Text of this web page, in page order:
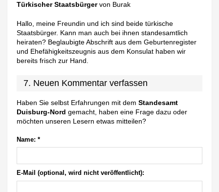
Türkischer Staatsbürgervon Burak
Hallo, meine Freundin und ich sind beide türkische
Staatsbürger. Kann man auch bei ihnen standesamtlich
heiraten? Beglaubigte Abschrift aus dem Geburtenregister
und Ehefähigkeitszeugnis aus dem Konsulat haben wir
bereits frisch zur Hand.
7. Neuen Kommentar verfassen
Haben Sie selbst Erfahrungen mit demStandesamt
Duisburg-Nord gemacht, haben eine Frage dazu oder
möchten unseren Lesern etwas mitteilen?
Name: *
E-Mail (optional, wird nicht veröffentlicht):